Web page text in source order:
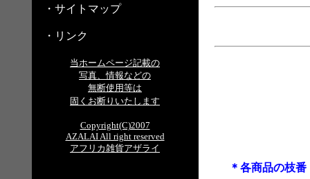
・サイトマップ
・リンク
当ホームページ記載の
写真、情報などの
無断使用等は
固くお断りいたします
Copyright(C)2007
AZALAI All right reserved
アフリカ雑貨アザライ
＊各商品の枝